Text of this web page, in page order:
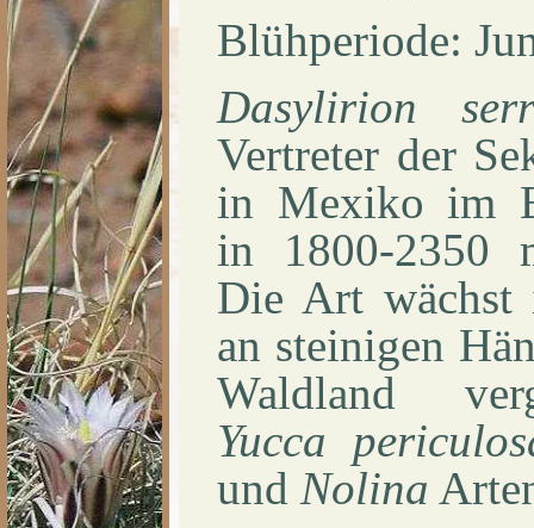
Blühperiode:
Dasylirion
Vertreter der
in Mexiko im
in 1800-2350
Die Art wächst
an steinigen
Waldland
Yucca
und Nolina